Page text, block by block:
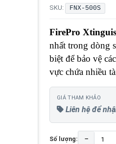
SKU: FNX-500S
FirePro
nhất trong dòng
biệt để bảo vệ
vực chứa nhiều
GIÁ THAM KHẢO
Liên hệ để
Số lượng: −